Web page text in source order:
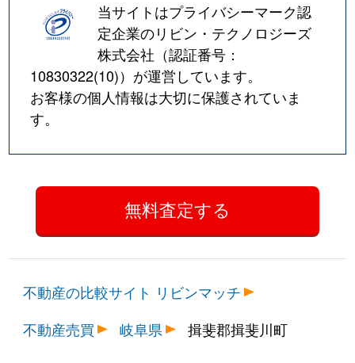
当サイトはプライバシーマーク認
定企業のリビン・テクノロジーズ
株式会社（認証番号：
10830322(10)）が運営しています。
お客様の個人情報は大切に保護されていま
す。
不動産の比較サイト リビンマッチ
不動産売買
岐阜県 揖斐郡揖斐川町